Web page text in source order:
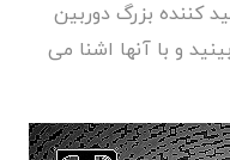
از 50 شرکت تولید کننده بزرگ دوربین
و با آنها اشنا می